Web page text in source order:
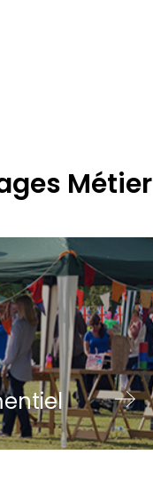
Métier